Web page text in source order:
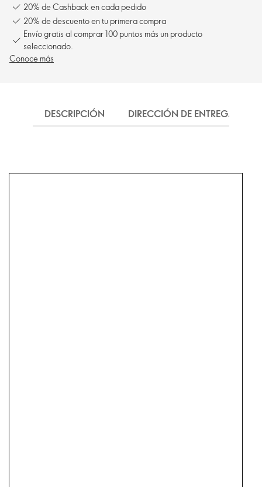
20% de Cashback en cada pedido
20% de descuento en tu primera compra
Envío gratis al comprar 100 puntos más un producto
seleccionado.
Conoce más
DESCRIPCIÓN DIRECCIÓN DE ENTREGA